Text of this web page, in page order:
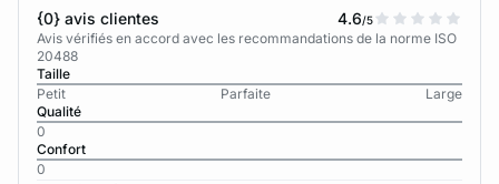
{0} avis clientes 4.6/5
Avis vérifiés en accord avec les recommandations de la norme ISO
20488
Taille
Petit
Parfaite
Large
Qualité
0
Confort
0